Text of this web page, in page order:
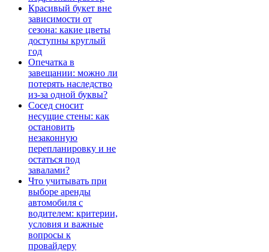
Красивый букет вне
зависимости от
сезона: какие цветы
доступны круглый
год
Опечатка в
завещании: можно ли
потерять наследство
из-за одной буквы?
Сосед сносит
несущие стены: как
остановить
незаконную
перепланировку и не
остаться под
завалами?
Что учитывать при
выборе аренды
автомобиля с
водителем: критерии,
условия и важные
вопросы к
провайдеру